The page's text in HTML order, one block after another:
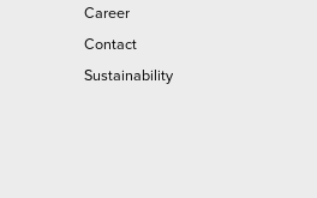
Career
Contact
Sustainability